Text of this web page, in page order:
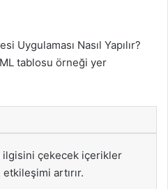
Uygulaması Nasıl Yapılır?
tablosu örneği yer
ilgisini çekecek içerikler
artırır.